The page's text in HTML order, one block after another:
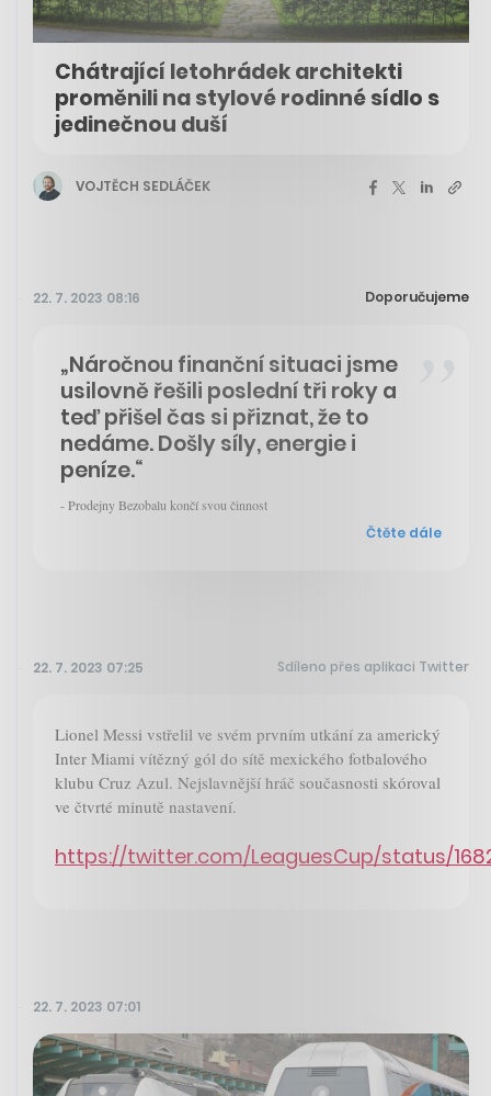
Chátrající letohrádek architekti
proměnili na stylové rodinné sídlo s
jedinečnou duší
VOJTĚCH SEDLÁČEK
22. 7. 2023 08:16 Doporučujeme
„Náročnou finanční situaci jsme
usilovně řešili poslední tři roky a
teď přišel čas si přiznat, že to
nedáme. Došly síly, energie i
peníze.“
- Prodejny Bezobalu končí svou činnost
Čtěte dále
22. 7. 2023 07:25 Sdíleno přes aplikaci Twitter
Lionel Messi vstřelil ve svém prvním utkání za americký
Inter Miami vítězný gól do sítě mexického fotbalového
klubu Cruz Azul. Nejslavnější hráč současnosti skóroval
ve čtvrté minutě nastavení.
https://twitter.com/LeaguesCup/status/
22. 7. 2023 07:01